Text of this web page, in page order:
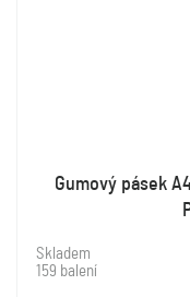
Gumový pásek
Skladem
159 balení